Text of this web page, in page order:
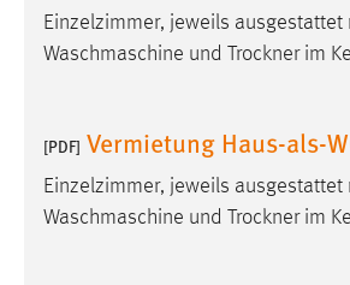
Einzelzimmer, jeweils
Waschmaschine und Trockner im
[PDF] Vermietung Haus-als-
Einzelzimmer, jeweils
Waschmaschine und Trockner im
Name: _fbp
Anbieter: Facebook
Cookie Laufzeit: 3 Monate